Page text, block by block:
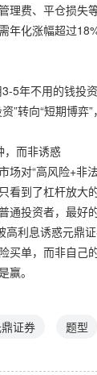
理费、平仓损失
年化涨幅超过
5年不用的钱投
”转向“短期博弈
，而非诱惑
场对“高风险+非
看到了杠杆放大
通投资者，最好
高利息诱惑元鼎
买单，而非自己
赢。
证券 题型